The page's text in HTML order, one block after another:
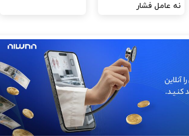
نه عامل فشار